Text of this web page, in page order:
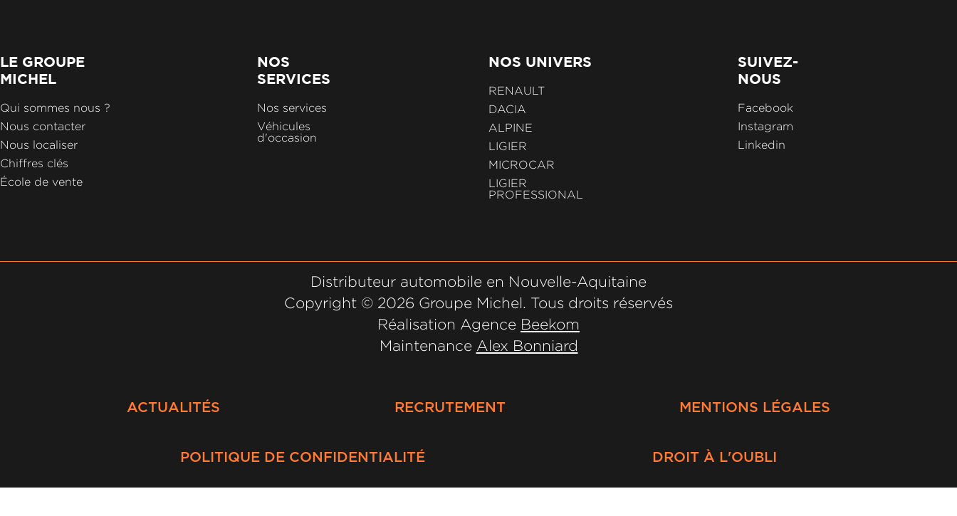
LE GROUPE
MICHEL
Qui sommes nous ?
Nous contacter
Nous localiser
Chiffres clés
École de vente
NOS
SERVICES
Nos services
Véhicules
d'occasion
NOS UNIVERS
RENAULT
DACIA
ALPINE
LIGIER
MICROCAR
LIGIER
PROFESSIONAL
SUIVEZ-
NOUS
Facebook
Instagram
Linkedin
Distributeur automobile en Nouvelle-Aquitaine
Copyright © 2026 Groupe Michel. Tous droits réservés
Réalisation Agence Beekom
Maintenance Alex Bonniard
ACTUALITÉS RECRUTEMENT MENTIONS LÉGALES
POLITIQUE DE CONFIDENTIALITÉ DROIT À L'OUBLI